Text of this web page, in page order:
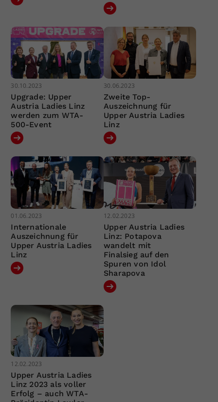
30.10.2023
Upgrade: Upper
Austria Ladies Linz
werden zum WTA-
500-Event
30.06.2023
Zweite Top-
Auszeichnung für
Upper Austria Ladies
Linz
01.06.2023
Internationale
Auszeichnung für
Upper Austria Ladies
Linz
12.02.2023
Upper Austria Ladies
Linz: Potapova
wandelt mit
Finalsieg auf den
Spuren von Idol
Sharapova
12.02.2023
Upper Austria Ladies
Linz 2023 als voller
Erfolg – auch WTA-